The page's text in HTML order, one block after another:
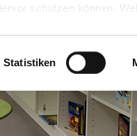
schützen können.
Auswahl der
werden.
Statistiken